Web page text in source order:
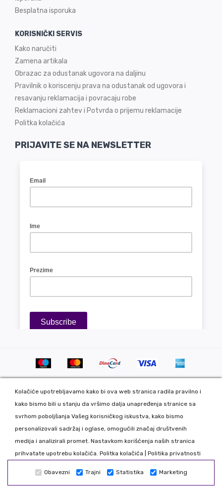
Kolačiće upotrebljavamo kako bi ova web stranica radila pravilno i
kako bismo bili u stanju da vršimo dalja unapređenja stranice sa
svrhom poboljšanja Vašeg korisničkog iskustva, kako bismo
personalizovali sadržaj i oglase, omogućili značaj društvenih
medija i analizirali promet. Nastavkom korišćenja naših stranica
prihvatate upotrebu kolačića. Politka kolačića Politika privatnosti
Obavezni Trajni Statistika Marketing
Besplatna isporuka
KORISNIČKI SERVIS
Kako naručiti
Zamena artikala
Obrazac za odustanak ugovora na daljinu
Pravilnik o koriscenju prava na odustanak od ugovora i
resavanju reklamacija i povracaju robe
Reklamacioni zahtev i Potvrda o prijemu reklamacije
Politka kolačića
PRIJAVITE SE NA NEWSLETTER
Copyright 2020 DekorDom Group DOO. All Rights Reserved. Web
development: CMS by Global Webmasters -
Izrada internet prodavniceiSEObywww.wbsdigital.com